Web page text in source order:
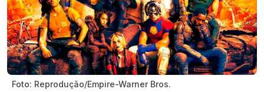
Foto: Reprodução/Empire-Warner Bros.